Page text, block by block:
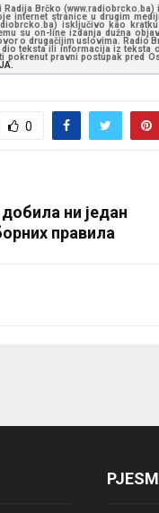
Brčko
internet stranice u drugim
isključivo kao
su on-line izdanja dužna
o drugačijim uslovima. Radio
teksta ili informacija iz teksta
pokrenut pravni postupak pred
0
ни један
правила